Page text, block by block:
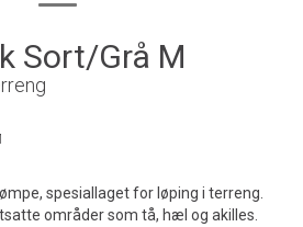
Sort/Grå M
spesiallaget for løping i terreng.
områder som tå, hæl og akilles.